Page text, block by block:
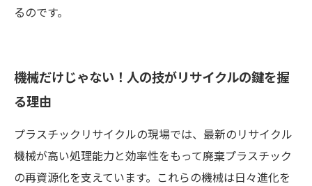
るのです。
機械だけじゃない！人の技がリサイクルの鍵を握
る理由
プラスチックリサイクルの現場では、最新のリサイクル
機械が高い処理能力と効率性をもって廃棄プラスチック
の再資源化を支えています。これらの機械は日々進化を